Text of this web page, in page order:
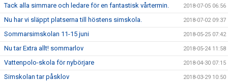
Tack alla simmare och ledare för en fantastisk vårtermin. 2018-07-05 06:56
Nu har vi släppt platserna till höstens simskola. 2018-07-02 09:37
Sommarsimskolan 11-15 juni 2018-05-25 07:42
Nu tar Extra allt! sommarlov 2018-05-24 11:58
Vattenpolo-skola för nybörjare 2018-04-30 07:15
Simskolan tar påsklov 2018-03-29 10:50